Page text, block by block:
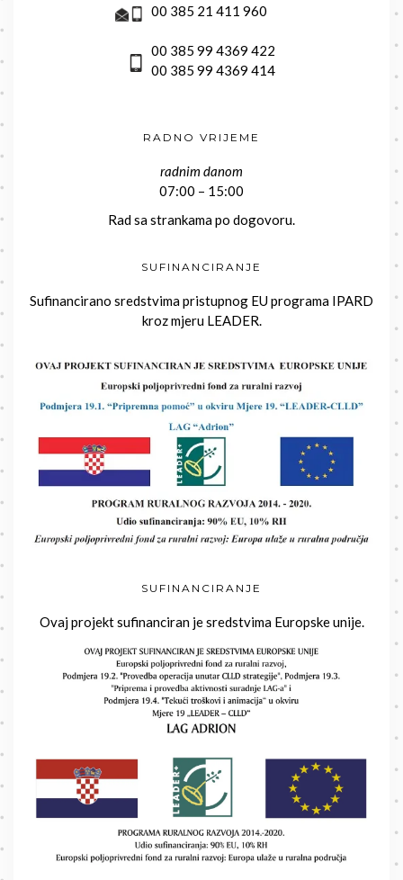
00 385 21 411 960
00 385 99 4369 422
00 385 99 4369 414
RADNO VRIJEME
radnim danom
07:00 – 15:00
Rad sa strankama po dogovoru.
SUFINANCIRANJE
Sufinancirano sredstvima pristupnog EU programa IPARD
kroz mjeru LEADER.
SUFINANCIRANJE
Ovaj projekt sufinanciran je sredstvima Europske unije.